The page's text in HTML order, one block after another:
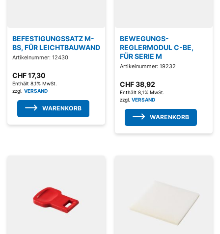
BEFESTIGUNGSSATZ M-
BS, FÜR LEICHTBAUWAND
Artikelnummer: 12430
CHF17,30
Enthält 8,1% MwSt.
zzgl. VERSAND
WARENKORB
BEWEGUNGS-
REGLERMODUL C-BE,
FÜR SERIE M
Artikelnummer: 19232
CHF38,92
Enthält 8,1% MwSt.
zzgl. VERSAND
WARENKORB